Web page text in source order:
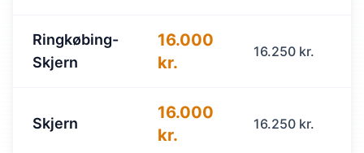
Ringkøbing-
Skjern
16.000
kr.
16.250 kr.
Skjern
16.000
kr.
16.250 kr.